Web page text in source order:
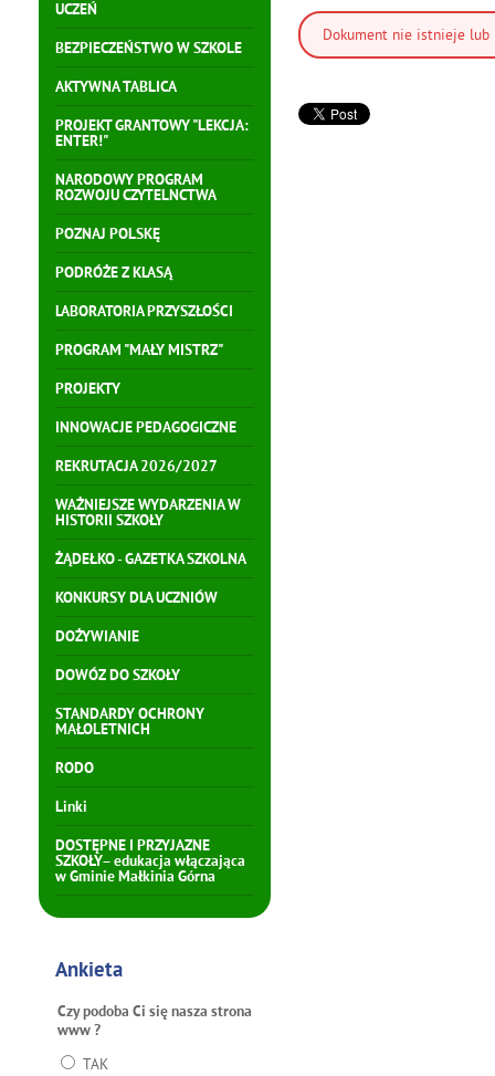
UCZEŃ
BEZPIECZEŃSTWO W SZKOLE
AKTYWNA TABLICA
PROJEKT GRANTOWY "LEKCJA:
ENTER!"
NARODOWY PROGRAM
ROZWOJU CZYTELNCTWA
POZNAJ POLSKĘ
PODRÓŻE Z KLASĄ
LABORATORIA PRZYSZŁOŚCI
PROGRAM "MAŁY MISTRZ"
PROJEKTY
INNOWACJE PEDAGOGICZNE
REKRUTACJA 2026/2027
WAŻNIEJSZE WYDARZENIA W
HISTORII SZKOŁY
ŻĄDEŁKO - GAZETKA SZKOLNA
KONKURSY DLA UCZNIÓW
DOŻYWIANIE
DOWÓZ DO SZKOŁY
STANDARDY OCHRONY
MAŁOLETNICH
RODO
Linki
DOSTĘPNE I PRZYJAZNE
SZKOŁY– edukacja włączająca
w Gminie Małkinia Górna
Ankieta
Czy podoba Ci się nasza strona
www ?
TAK
Dokument nie istnieje lub